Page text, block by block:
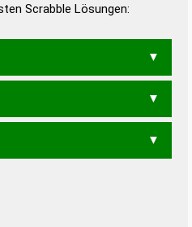
– Deutsches
Scrabble Lösungen: